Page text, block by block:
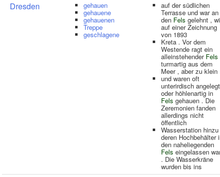
Dresden gehauen
gehauene
gehauenen
Treppe
geschlagene
auf der südlichen
Terrasse und war an
den Fels gelehnt ,
auf einer Zeichnung
von 1893
Kreta . Vor dem
Westende ragt ein
alleinstehender Fels
turmartig aus dem
Meer , aber zu klein
und waren oft
unterirdisch angelegt
oder höhlenartig in
Fels gehauen . Die
Zeremonien fanden
allerdings nicht
öffentlich
Wasserstation
deren Hochbehälter
den naheliegenden
Fels eingelassen
. Die Wasserkräne
wurden bis ins